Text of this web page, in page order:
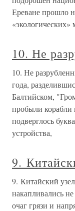
Ереване прошло
«экологических»
10. Не
10. Не
года,
Балтийском,
пробыли
подверглось
устройства,
9.
9. Китайский
накапливались
очаг грязи и